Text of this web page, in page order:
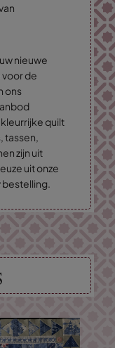
nieuwe
voor de
ons
quilt
tassen,
zijn uit
uit onze
bestelling.